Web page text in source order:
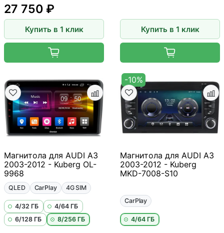
27 750 ₽
Купить в 1 клик Купить в 1 клик
Магнитола для AUDI A3
2003-2012 - Kuberg OL-
9968
QLED CarPlay 4G SIM
4/32 ГБ
4/64 ГБ
6/128 ГБ
8/256 ГБ
-10%
Магнитола для AUDI A3
2003-2012 - Kuberg
MKD-7008-S10
CarPlay
4/64 ГБ